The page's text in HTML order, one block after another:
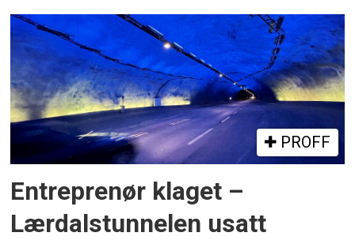
PROFF
Entreprenør klaget –
Lærdalstunnelen usatt